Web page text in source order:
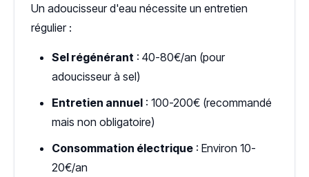
Un adoucisseur d'eau nécessite un entretien
régulier :
Sel régénérant : 40-80€/an (pour
adoucisseur à sel)
Entretien annuel : 100-200€ (recommandé
mais non obligatoire)
Consommation électrique : Environ 10-
20€/an